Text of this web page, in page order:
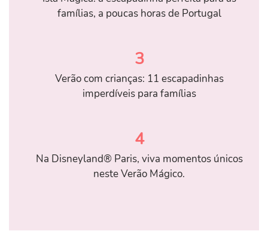
famílias, a poucas horas de Portugal
3
Verão com crianças: 11 escapadinhas
imperdíveis para famílias
4
Na Disneyland® Paris, viva momentos únicos
neste Verão Mágico.